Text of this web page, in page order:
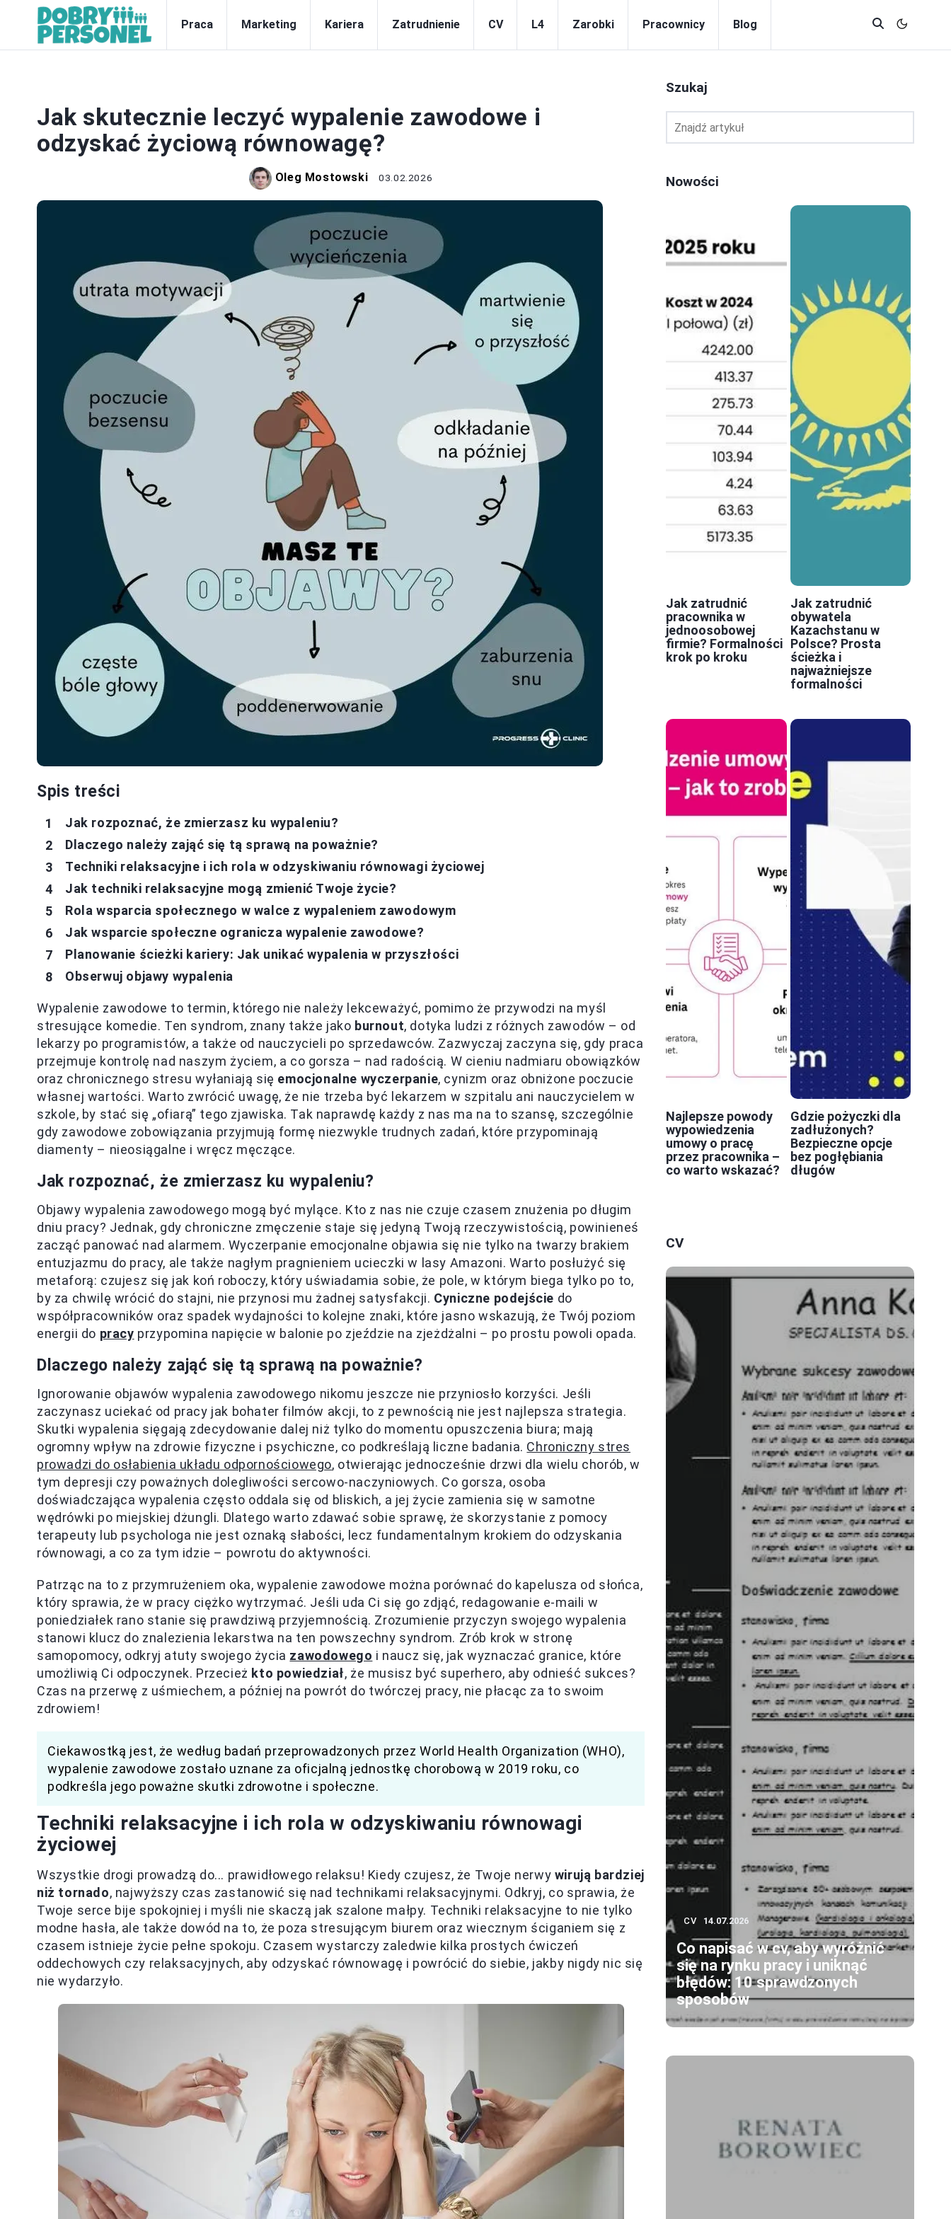
Praca Marketing Kariera Zatrudnienie CV L4 Zarobki Pracownicy Blog
Jak skutecznie leczyć wypalenie zawodowe i
odzyskać życiową równowagę?
Oleg Mostowski 03.02.2026
Spis treści
Jak rozpoznać, że zmierzasz ku wypaleniu?
Dlaczego należy zająć się tą sprawą na poważnie?
Techniki relaksacyjne i ich rola w odzyskiwaniu równowagi życiowej
Jak techniki relaksacyjne mogą zmienić Twoje życie?
Rola wsparcia społecznego w walce z wypaleniem zawodowym
Jak wsparcie społeczne ogranicza wypalenie zawodowe?
Planowanie ścieżki kariery: Jak unikać wypalenia w przyszłości
Obserwuj objawy wypalenia
Wypalenie zawodowe to termin, którego nie należy lekceważyć, pomimo że przywodzi na myśl
stresujące komedie. Ten syndrom, znany także jako burnout, dotyka ludzi z różnych zawodów – od
lekarzy po programistów, a także od nauczycieli po sprzedawców. Zazwyczaj zaczyna się, gdy praca
przejmuje kontrolę nad naszym życiem, a co gorsza – nad radością. W cieniu nadmiaru obowiązków
oraz chronicznego stresu wyłaniają się emocjonalne wyczerpanie, cynizm oraz obniżone poczucie
własnej wartości. Warto zwrócić uwagę, że nie trzeba być lekarzem w szpitalu ani nauczycielem w
szkole, by stać się „ofiarą” tego zjawiska. Tak naprawdę każdy z nas ma na to szansę, szczególnie
gdy zawodowe zobowiązania przyjmują formę niezwykle trudnych zadań, które przypominają
diamenty – nieosiągalne i wręcz męczące.
Jak rozpoznać, że zmierzasz ku wypaleniu?
Objawy wypalenia zawodowego mogą być mylące. Kto z nas nie czuje czasem znużenia po długim
dniu pracy? Jednak, gdy chroniczne zmęczenie staje się jedyną Twoją rzeczywistością, powinieneś
zacząć panować nad alarmem. Wyczerpanie emocjonalne objawia się nie tylko na twarzy brakiem
entuzjazmu do pracy, ale także nagłym pragnieniem ucieczki w lasy Amazoni. Warto posłużyć się
metaforą: czujesz się jak koń roboczy, który uświadamia sobie, że pole, w którym biega tylko po to,
by za chwilę wrócić do stajni, nie przynosi mu żadnej satysfakcji. Cyniczne podejście do
współpracowników oraz spadek wydajności to kolejne znaki, które jasno wskazują, że Twój poziom
energii do pracy przypomina napięcie w balonie po zjeździe na zjeżdżalni – po prostu powoli opada.
Dlaczego należy zająć się tą sprawą na poważnie?
Ignorowanie objawów wypalenia zawodowego nikomu jeszcze nie przyniosło korzyści. Jeśli
zaczynasz uciekać od pracy jak bohater filmów akcji, to z pewnością nie jest najlepsza strategia.
Skutki wypalenia sięgają zdecydowanie dalej niż tylko do momentu opuszczenia biura; mają
ogromny wpływ na zdrowie fizyczne i psychiczne, co podkreślają liczne badania. Chroniczny stres
prowadzi do osłabienia układu odpornościowego, otwierając jednocześnie drzwi dla wielu chorób, w
tym depresji czy poważnych dolegliwości sercowo-naczyniowych. Co gorsza, osoba
doświadczająca wypalenia często oddala się od bliskich, a jej życie zamienia się w samotne
wędrówki po miejskiej dżungli. Dlatego warto zdawać sobie sprawę, że skorzystanie z pomocy
terapeuty lub psychologa nie jest oznaką słabości, lecz fundamentalnym krokiem do odzyskania
równowagi, a co za tym idzie – powrotu do aktywności.
Patrząc na to z przymrużeniem oka, wypalenie zawodowe można porównać do kapelusza od słońca,
który sprawia, że w pracy ciężko wytrzymać. Jeśli uda Ci się go zdjąć, redagowanie e-maili w
poniedziałek rano stanie się prawdziwą przyjemnością. Zrozumienie przyczyn swojego wypalenia
stanowi klucz do znalezienia lekarstwa na ten powszechny syndrom. Zrób krok w stronę
samopomocy, odkryj atuty swojego życia zawodowego i naucz się, jak wyznaczać granice, które
umożliwią Ci odpoczynek. Przecież kto powiedział, że musisz być superhero, aby odnieść sukces?
Czas na przerwę z uśmiechem, a później na powrót do twórczej pracy, nie płacąc za to swoim
zdrowiem!
Ciekawostką jest, że według badań przeprowadzonych przez World Health Organization (WHO),
wypalenie zawodowe zostało uznane za oficjalną jednostkę chorobową w 2019 roku, co
podkreśla jego poważne skutki zdrowotne i społeczne.
Techniki relaksacyjne i ich rola w odzyskiwaniu równowagi
życiowej
Wszystkie drogi prowadzą do... prawidłowego relaksu! Kiedy czujesz, że Twoje nerwy wirują bardziej
niż tornado, najwyższy czas zastanowić się nad technikami relaksacyjnymi. Odkryj, co sprawia, że
Twoje serce bije spokojniej i myśli nie skaczą jak szalone małpy. Techniki relaksacyjne to nie tylko
modne hasła, ale także dowód na to, że poza stresującym biurem oraz wiecznym ściganiem się z
czasem istnieje życie pełne spokoju. Czasem wystarczy zaledwie kilka prostych ćwiczeń
oddechowych czy relaksacyjnych, aby odzyskać równowagę i powrócić do siebie, jakby nigdy nic się
nie wydarzyło.
Szukaj
Nowości
Jak zatrudnić
pracownika w
jednoosobowej
firmie? Formalności
krok po kroku
Jak zatrudnić
obywatela
Kazachstanu w
Polsce? Prosta
ścieżka i
najważniejsze
formalności
Najlepsze powody
wypowiedzenia
umowy o pracę
przez pracownika –
co warto wskazać?
Gdzie pożyczki dla
zadłużonych?
Bezpieczne opcje
bez pogłębiania
długów
CV
CV 14.07.2026
Co napisać w cv, aby wyróżnić
się na rynku pracy i uniknąć
błędów: 10 sprawdzonych
sposobów